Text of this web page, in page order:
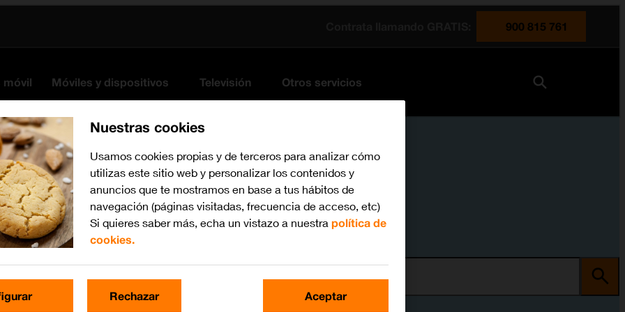
900 815 761
móvil Móviles y dispositivos Televisión Otros servicios
Nuestras cookies
Usamos cookies propias y de terceros para analizar cómo
utilizas este sitio web y personalizar los contenidos y
anuncios que te mostramos en base a tus hábitos de
navegación (páginas visitadas, frecuencia de acceso, etc)
Si quieres saber más, echa un vistazo a nuestra política de
cookies.
Rechazar Aceptar